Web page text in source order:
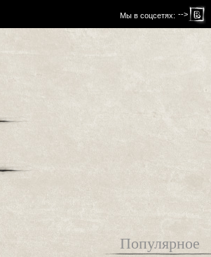
Мы в соцсетях: -->
Популярное